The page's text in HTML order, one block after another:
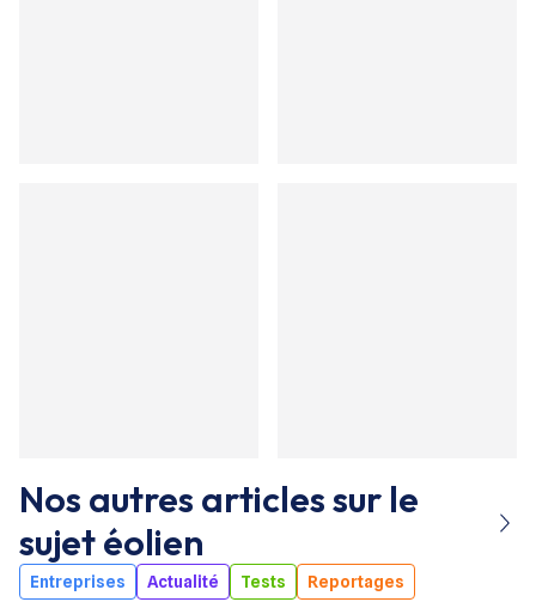
Nos autres articles sur le
sujetéolien
Entreprises Actualité Tests Reportages